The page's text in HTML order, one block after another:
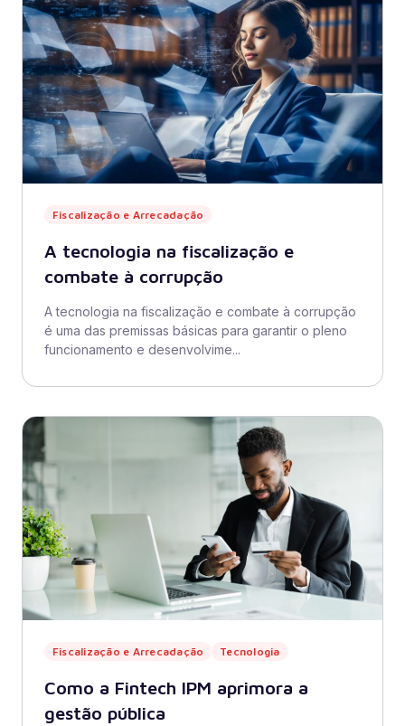
Fiscalização e Arrecadação
A tecnologia na fiscalização e
combate à corrupção
A tecnologia na fiscalização e combate à corrupção
é uma das premissas básicas para garantir o pleno
funcionamento e desenvolvime...
Fiscalização e Arrecadação Tecnologia
Como a Fintech IPM aprimora a
gestão pública